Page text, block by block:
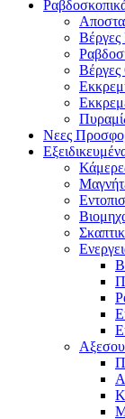
Βέργες
Βέργες
Νεες